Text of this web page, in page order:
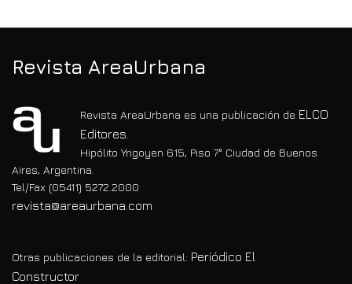
to
Revista AreaUrbana
Revista AreaUrbana es una publicación de ELCO
Editores.
Hipólito Yrigoyen 615, Piso 7° Ciudad de Buenos
Aires, Argentina.
Tel/Fax (05411) 5272.2000
revista@areaurbana.com
Otras publicaciones de la editorial: Periódico El
Constructor